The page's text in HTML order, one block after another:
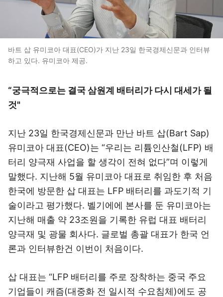
바트 삽 유미코아 대표(CEO)가 지난 23일 한국경제신문과 인터뷰
하고 있다. 유미코아 제공.
“궁극적으로는 결국 삼원계 배터리가 다시 대세가 될
것"
지난 23일 한국경제신문과 만난 바트 삽(Bart Sap)
유미코아 대표(CEO)는 “우리는 리튬인산철(LFP) 배
터리 양극재 사업을 할 생각이 전혀 없다”며 이렇게
말했다. 지난해 5월 유미코아 대표로 취임한 후 처음
한국에 방문한 삽 대표는 LFP 배터리를 과도기적 기
술이라고 평가했다. 벨기에에 본사를 둔 유미코아는
지난해 매출 약 23조원을 기록한 유럽 대표 배터리
양극재 및 광물 회사다. 글로벌 총괄 대표가 한국 언
론과 인터뷰한건 이번이 처음이다.
삽 대표는 “LFP 배터리를 주로 장착하는 중국 주요
기업들이 캐즘(대중화 전 일시적 수요침체)에도 공